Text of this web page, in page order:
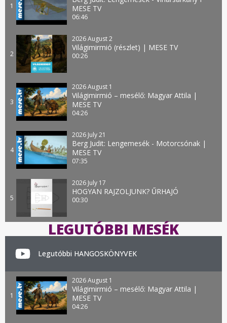
1
MESE TV
06:46
2
2026 August 2
Világimirmió (részlet) | MESE TV
00:26
3
2026 August 1
Világimirmió – mesélő: Magyar Attila |
MESE TV
04:26
4
2026 July 21
Berg Judit: Lengemesék - Motorcsónak |
MESE TV
07:35
5
2026 July 17
HOGYAN RAJZOLJUNK? ŰRHAJÓ
00:30
LEGUTÓBBI MESÉK
Legutóbbi HANGOSKÖNYVEK
1
2026 August 1
Világimirmió – mesélő: Magyar Attila |
MESE TV
04:26